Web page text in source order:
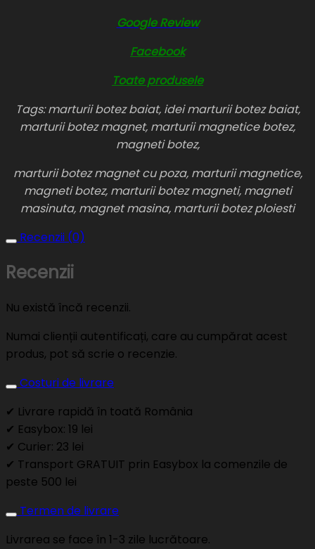
Google Review
Facebook
Toate produsele
Tags: marturii botez baiat, idei marturii botez baiat,
marturii botez magnet, marturii magnetice botez,
magneti botez,
marturii botez magnet cu poza, marturii magnetice,
magneti botez, marturii botez magneti, magneti
masinuta, magnet masina, marturii botez ploiesti
Recenzii (0)
Recenzii
Nu există încă recenzii.
Numai clienții autentificați, care au cumpărat acest
produs, pot să scrie o recenzie.
Costuri de livrare
✔ Livrare rapidă în toată România
✔ Easybox: 19 lei
✔ Curier: 23 lei
✔ Transport GRATUIT prin Easybox la comenzile de
peste 500 lei
Termen de livrare
Livrarea se face în 1-3 zile lucrătoare.